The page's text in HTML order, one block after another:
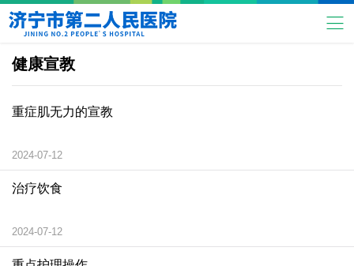
健康宣教
重症肌无力的宣教
2024-07-12
治疗饮食
2024-07-12